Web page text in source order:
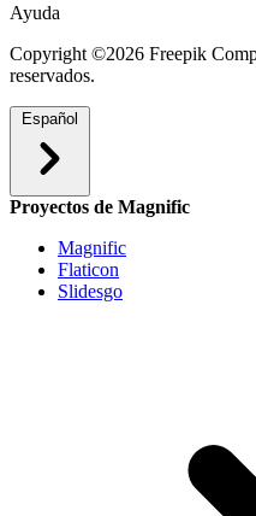
Ayuda
Copyright ©2026 Freepik
reservados.
Español
Proyectos de Magnific
Magnific
Flaticon
Slidesgo